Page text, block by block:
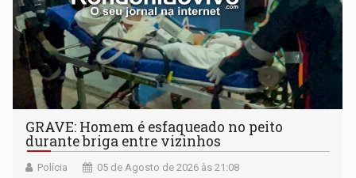
GRAVE: Homem é esfaqueado no peito
durante briga entre vizinhos
Polícia 05 de Agosto de 2026 às 21:08